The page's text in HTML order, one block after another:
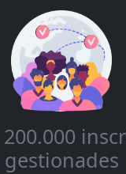
gestionades